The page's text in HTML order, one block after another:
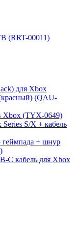
(RRT-00011)
для Xbox
(QAU-
Xbox (TYX-0649)
S/X + кабель
геймпада + шнур
C кабель для Xbox